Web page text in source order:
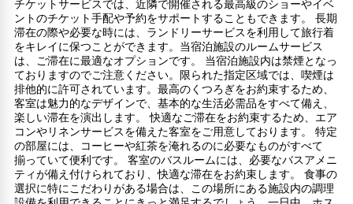
チケットサービスでは、近隣で開催される最高級のショーやイベ
ントのチケット手配や予約をサポートすることもできます。 長期
滞在の際や必要な時には、ランドリーサービスを利用して旅行着
をキレイに保つことができます。当宿泊施設のルームサービス
は、ご滞在に最適なオプションです。 当宿泊施設内は禁煙となっ
ておりますのでご注意ください。限られた指定区域では、喫煙は
排他的に許可されています。最高のくつろぎをお約束するため、
客室は魅力的なデザインで、基本的な生活必需品をすべて備え、
楽しい滞在を演出します。 快適なご滞在をお約束するため、エア
コンやリネンサービスを備えた客室をご用意しております。 特定
の部屋には、コーヒーや紅茶を淹れるのに必要なものがすべて
揃っていて便利です。 客室のバスルームには、必要なバスアメニ
ティが備え付けられており、快適な滞在をお約束します。 食事の
選択に特にこだわりがある場合は、この場所にある施設内の調理